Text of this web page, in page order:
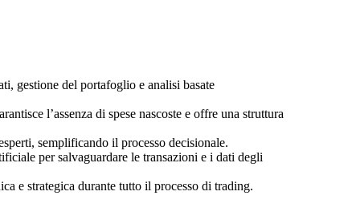
gestione del portafoglio e analisi basate
l’assenza di spese nascoste e offre una struttura
semplificando il processo decisionale.
per salvaguardare le transazioni e i dati degli
e strategica durante tutto il processo di trading.